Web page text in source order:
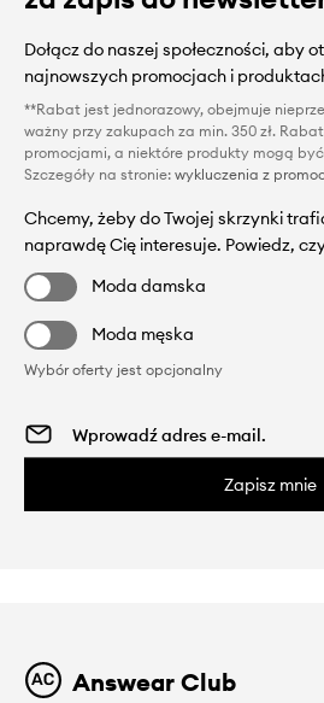
Dołącz do naszej społeczności, aby
najnowszych promocjach i
**Rabat jest jednorazowy, obejmuje
ważny przy zakupach za min. 350 zł.
promocjami, a niektóre produkty mogą
Szczegóły na stronie: wykluczenia z
Chcemy, żeby do Twojej skrzynki
naprawdę Cię interesuje. Powiedz,
Moda damska
Moda męska
Wybór oferty jest opcjonalny
Zapisz mnie
Answear Club